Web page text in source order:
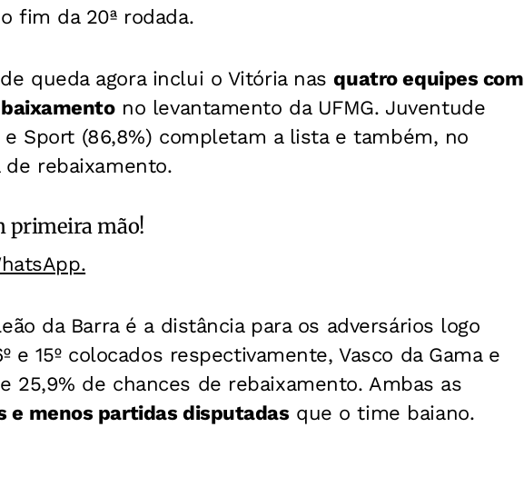
fim da 20ª rodada.
queda agora inclui o Vitória nasquatro equipes com
no levantamento da UFMG. Juventude
e Sport (86,8%) completam a lista e também, no
rebaixamento.
primeira mão!
da Barra é a distância para os adversários logo
e 15º colocados respectivamente, Vasco da Gama e
25,9% de chances de rebaixamento. Ambas as
e menos partidas disputadas que o time baiano.